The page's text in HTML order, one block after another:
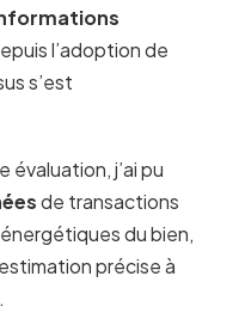
l’adoption de
s’est
évaluation, j’ai pu
de transactions
du bien,
précise à